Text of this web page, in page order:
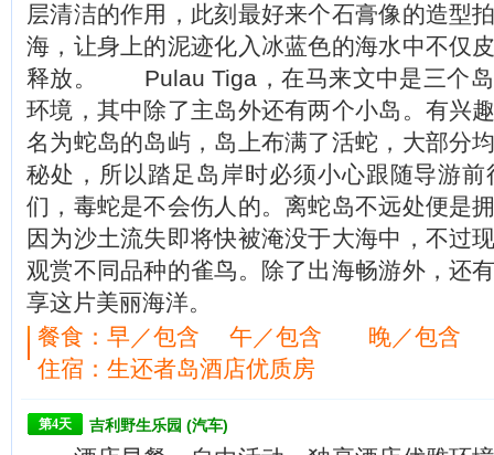
层清洁的作用，此刻最好来个石膏像的造型
海，让身上的泥迹化入冰蓝色的海水中不仅
释放。 Pulau Tiga，在马来文中是三个岛
环境，其中除了主岛外还有两个小岛。有兴
名为蛇岛的岛屿，岛上布满了活蛇，大部分
秘处，所以踏足岛岸时必须小心跟随导游
们，毒蛇是不会伤人的。离蛇岛不远处便是
因为沙土流失即将快被淹没于大海中，不过
观赏不同品种的雀鸟。除了出海畅游外，还
享这片美丽海洋。
餐食： 早／包含 午／包含 晚／包含
住宿：生还者岛酒店优质房
第4天 吉利野生乐园 (汽车)